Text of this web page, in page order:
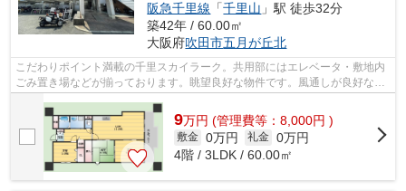
阪急千里線 「千里山 」駅 徒歩32分
築42年 / 60.00㎡
大阪府吹田市五月が丘北
こだわりポイント満載の千里スカイラーク。共用部にはエレベータ・敷地内
ごみ置き場などが揃っております。眺望良好な物件です。風通しが良好なの
9万円 (管理費等：8,000円 )
敷金 0万円 礼金 0万円
4階 / 3LDK / 60.00㎡